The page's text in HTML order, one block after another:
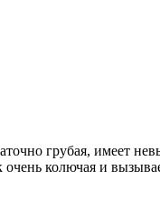
грубая, имеет
очень колючая и